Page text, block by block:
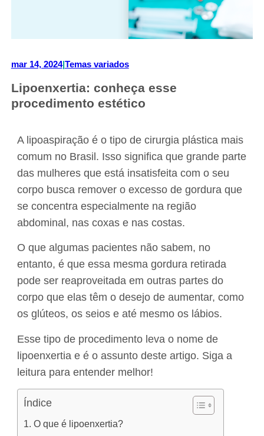
mar 14, 2024|Temas variados
Lipoenxertia: conheça esse
procedimento estético
A lipoaspiração é o tipo de cirurgia plástica mais
comum no Brasil. Isso significa que grande parte
das mulheres que está insatisfeita com o seu
corpo busca remover o excesso de gordura que
se concentra especialmente na região
abdominal, nas coxas e nas costas.
O que algumas pacientes não sabem, no
entanto, é que essa mesma gordura retirada
pode ser reaproveitada em outras partes do
corpo que elas têm o desejo de aumentar, como
os glúteos, os seios e até mesmo os lábios.
Esse tipo de procedimento leva o nome de
lipoenxertia e é o assunto deste artigo. Siga a
leitura para entender melhor!
Índice
O que é lipoenxertia?